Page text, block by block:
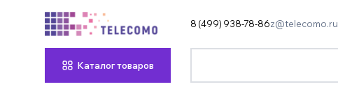
8 (499) 938-78-86z@telecomo.ru
Каталог товаров